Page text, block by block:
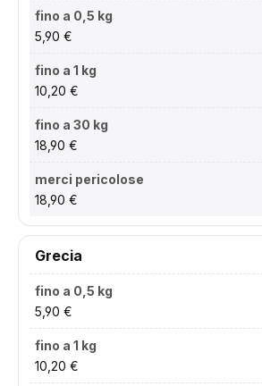
5,90 €
10,20 €
18,90 €
18,90 €
Grecia
5,90 €
10,20 €